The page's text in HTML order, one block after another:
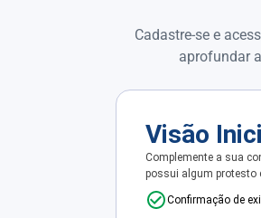
Cadastre-se e
aprofundar
Visão
Complemente a sua
possui algum protesto
Confirmação de